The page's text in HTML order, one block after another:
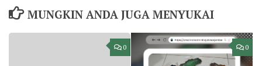
MUNGKIN ANDA JUGA MENYUKAI
0 0